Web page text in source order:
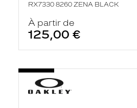
RX7330 8260 ZENA BLACK
À partir de
125,00 €